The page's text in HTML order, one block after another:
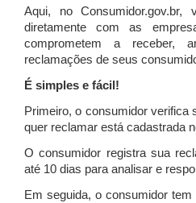
Aqui, no
diretamente com as
comprometem a receber,
reclamações de seus
É simples e fácil!
Primeiro, o consumidor verifica
quer reclamar está cadastrada
O consumidor registra sua
até 10 dias para analisar e
Em seguida, o consumidor